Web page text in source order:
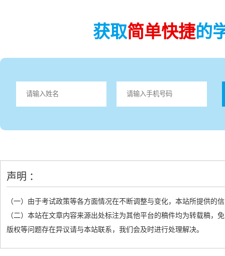
获取简单快捷的
声明 ：
（一）由于考试政策等各方面情况在不断调整与变化，本站所提供的
（二）本站在文章内容来源出处标注为其他平台的稿件均为转载稿
版权等问题存在异议请与本站联系，我们会及时进行处理解决。